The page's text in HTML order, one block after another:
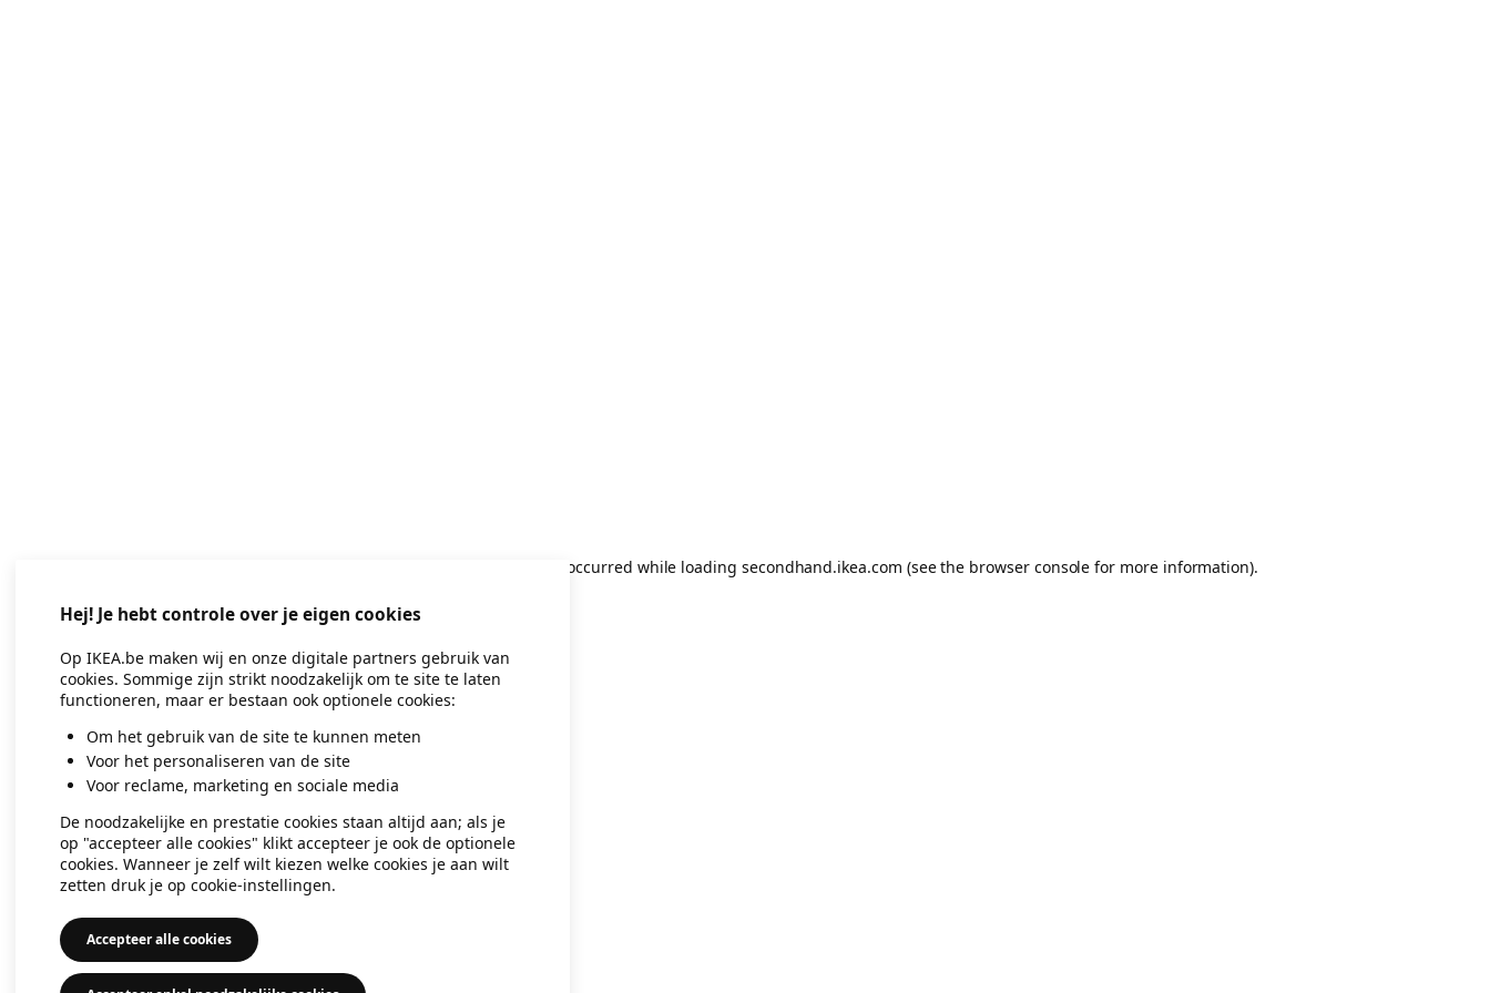
Application error: a client-side exception has occurred while loading secondhand.ikea.com (see the browser console for more information).
Hej! Je hebt controle over je eigen cookies
Op IKEA.be maken wij en onze digitale partners gebruik van
cookies. Sommige zijn strikt noodzakelijk om te site te laten
functioneren, maar er bestaan ook optionele cookies:
Om het gebruik van de site te kunnen meten
Voor het personaliseren van de site
Voor reclame, marketing en sociale media
De noodzakelijke en prestatie cookies staan altijd aan; als je
op "accepteer alle cookies" klikt accepteer je ook de optionele
cookies. Wanneer je zelf wilt kiezen welke cookies je aan wilt
zetten druk je op cookie-instellingen.
Accepteer alle cookies